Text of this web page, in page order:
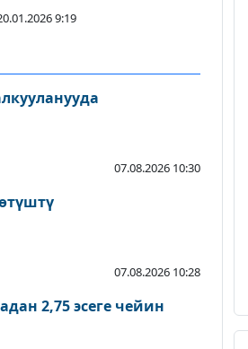
түзүлүшү керек»
9:19
07.08.2026 10:30
07.08.2026 10:28
2,75 эсеге чейин